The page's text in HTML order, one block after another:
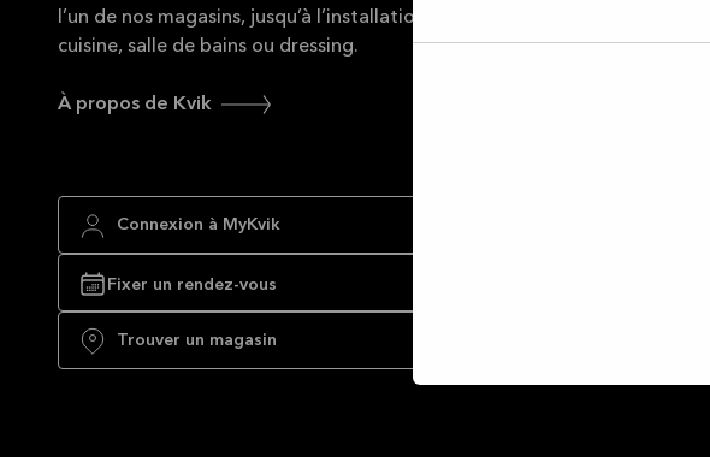
l’un de nos magasins, jusqu’à l’installation complète de votre nouvelle
cuisine, salle de bains ou dressing.
À propos de Kvik
Connexion à MyKvik
Fixer un rendez-vous
Trouver un magasin